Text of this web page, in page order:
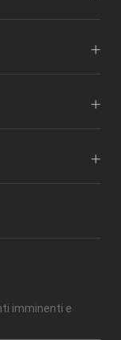
imminenti e